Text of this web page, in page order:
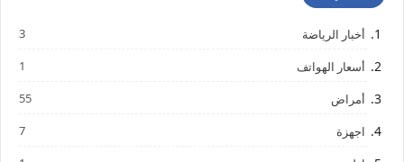
أخبار الرياضة 3
أسعار الهواتف 1
أمراض 55
اجهزة 7